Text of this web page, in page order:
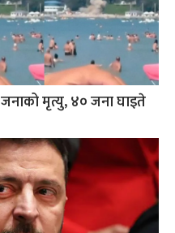
जनाको मृत्यु, ४० जना घाइते